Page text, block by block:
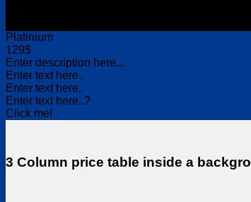
Platinium
129$
Enter description here...
Enter text here..
Enter text here..
Enter text here..?
Click me!
3 Column price table inside a